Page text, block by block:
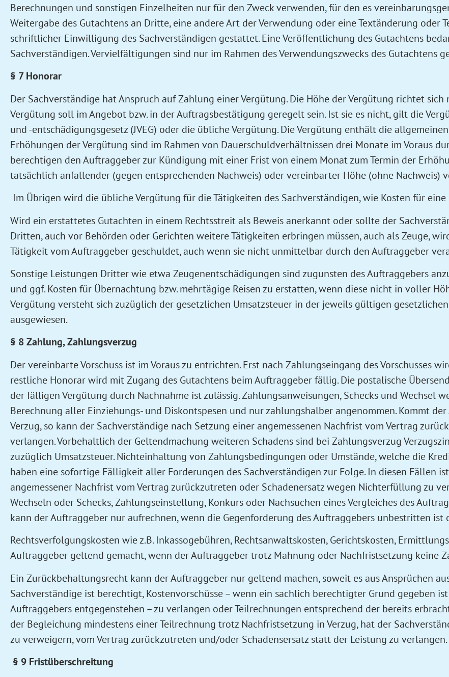
Berechnungen und sonstigen Einzelheiten nur für den Zweck verwenden, für den es
Weitergabe des Gutachtens an Dritte, eine andere Art der Verwendung oder eine Textänderung
schriftlicher Einwilligung des Sachverständigen gestattet. Eine Veröffentlichung des Gutachtens
Sachverständigen. Vervielfältigungen sind nur im Rahmen des Verwendungszwecks des Gutachtens
§ 7 Honorar
Der Sachverständige hat Anspruch auf Zahlung einer Vergütung. Die Höhe der Vergütung richtet
Vergütung soll im Angebot bzw. in der Auftragsbestätigung geregelt sein. Ist sie es nicht, gilt die
und -entschädigungsgesetz (JVEG) oder die übliche Vergütung. Die Vergütung enthält die
Erhöhungen der Vergütung sind im Rahmen von Dauerschuldverhältnissen drei Monate im Voraus
berechtigen den Auftraggeber zur Kündigung mit einer Frist von einem Monat zum Termin der
tatsächlich anfallender (gegen entsprechenden Nachweis) oder vereinbarter Höhe (ohne Nachweis)
Im Übrigen wird die übliche Vergütung für die Tätigkeiten des Sachverständigen, wie Kosten für
Wird ein erstattetes Gutachten in einem Rechtsstreit als Beweis anerkannt oder sollte der
Dritten, auch vor Behörden oder Gerichten weitere Tätigkeiten erbringen müssen, auch als Zeuge,
Tätigkeit vom Auftraggeber geschuldet, auch wenn sie nicht unmittelbar durch den Auftraggeber
Sonstige Leistungen Dritter wie etwa Zeugenentschädigungen sind zugunsten des Auftraggebers
und ggf. Kosten für Übernachtung bzw. mehrtägige Reisen zu erstatten, wenn diese nicht in voller
Vergütung versteht sich zuzüglich der gesetzlichen Umsatzsteuer in der jeweils gültigen
ausgewiesen.
§ 8 Zahlung, Zahlungsverzug
Der vereinbarte Vorschuss ist im Voraus zu entrichten. Erst nach Zahlungseingang des Vorschusses
restliche Honorar wird mit Zugang des Gutachtens beim Auftraggeber fällig. Die postalische
der fälligen Vergütung durch Nachnahme ist zulässig. Zahlungsanweisungen, Schecks und Wechsel
Berechnung aller Einziehungs- und Diskontspesen und nur zahlungshalber angenommen. Kommt
Verzug, so kann der Sachverständige nach Setzung einer angemessenen Nachfrist vom Vertrag
verlangen. Vorbehaltlich der Geltendmachung weiteren Schadens sind bei Zahlungsverzug
zuzüglich Umsatzsteuer. Nichteinhaltung von Zahlungsbedingungen oder Umstände, welche die
haben eine sofortige Fälligkeit aller Forderungen des Sachverständigen zur Folge. In diesen Fällen
angemessener Nachfrist vom Vertrag zurückzutreten oder Schadenersatz wegen Nichterfüllung zu
Wechseln oder Schecks, Zahlungseinstellung, Konkurs oder Nachsuchen eines Vergleiches des
kann der Auftraggeber nur aufrechnen, wenn die Gegenforderung des Auftraggebers unbestritten
Rechtsverfolgungskosten wie z.B. Inkassogebühren, Rechtsanwaltskosten, Gerichtskosten,
Auftraggeber geltend gemacht, wenn der Auftraggeber trotz Mahnung oder Nachfristsetzung keine
Ein Zurückbehaltungsrecht kann der Auftraggeber nur geltend machen, soweit es aus Ansprüchen
Sachverständige ist berechtigt, Kostenvorschüsse – wenn ein sachlich berechtigter Grund gegeben
Auftraggebers entgegenstehen – zu verlangen oder Teilrechnungen entsprechend der bereits
der Begleichung mindestens einer Teilrechnung trotz Nachfristsetzung in Verzug, hat der
zu verweigern, vom Vertrag zurückzutreten und/oder Schadensersatz statt der Leistung zu verlangen.
§ 9 Fristüberschreitung